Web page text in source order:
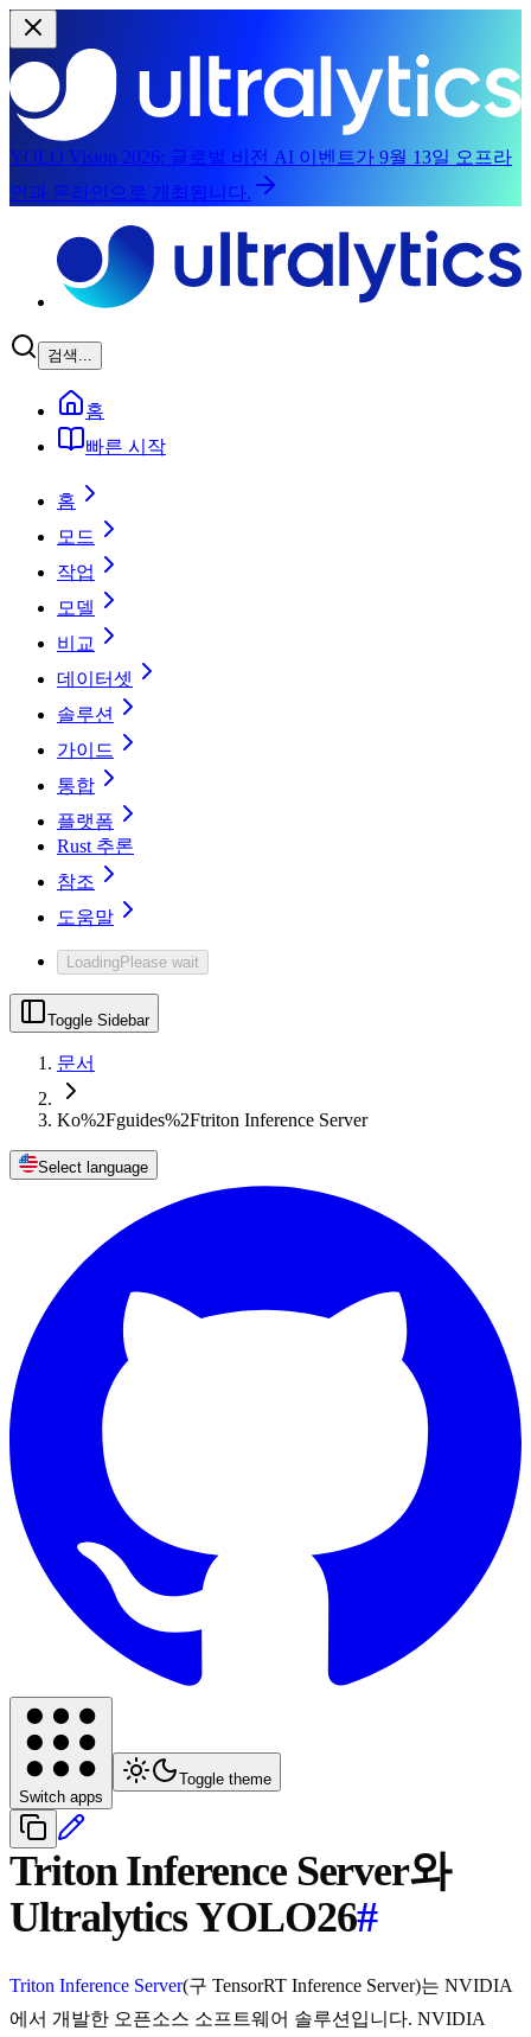
YOLO Vision 2026: 글로벌 비전 AI 이벤트가 9월 13일 오프라
인과 온라인으로 개최됩니다.
검색...
홈
빠른 시작
홈
모드
작업
모델
비교
데이터셋
솔루션
가이드
통합
플랫폼
Rust 추론
참조
도움말
LoadingPlease wait
Toggle Sidebar
문서
Ko%2Fguides%2Ftriton Inference Server
Select language
Switch apps
Toggle theme
Triton Inference Server와
Ultralytics YOLO26#
Triton Inference Server(구 TensorRT Inference Server)는 NVIDIA
에서 개발한 오픈소스 소프트웨어 솔루션입니다. NVIDIA